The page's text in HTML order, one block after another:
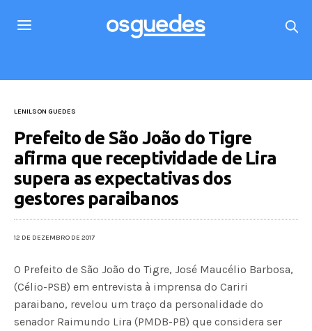
LENILSON GUEDES
Prefeito de São João do Tigre
afirma que receptividade de Lira
supera as expectativas dos
gestores paraibanos
12 DE DEZEMBRO DE 2017
O Prefeito de São João do Tigre, José Maucélio Barbosa,
(Célio-PSB) em entrevista à imprensa do Cariri
paraibano, revelou um traço da personalidade do
senador Raimundo Lira (PMDB-PB) que considera ser